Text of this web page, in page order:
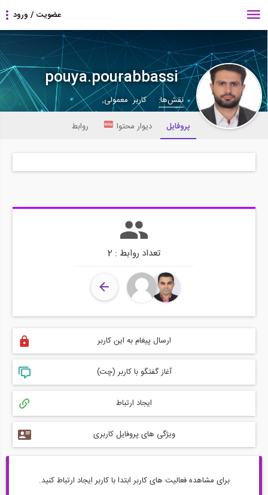
pouya.pourabbassi
نقش‌ها:
کاربر معمولی,
پروفایل
دیوار محتوا روابط
تعداد روابط : 2
ارسال پیغام به این کاربر
آغاز گفتگو با کاربر (چت)
ایجاد ارتباط
ویژگی های پروفایل کاربری
برای مشاهده فعالیت های کاربر ابتدا با کاربر ایجاد ارتباط کنید.